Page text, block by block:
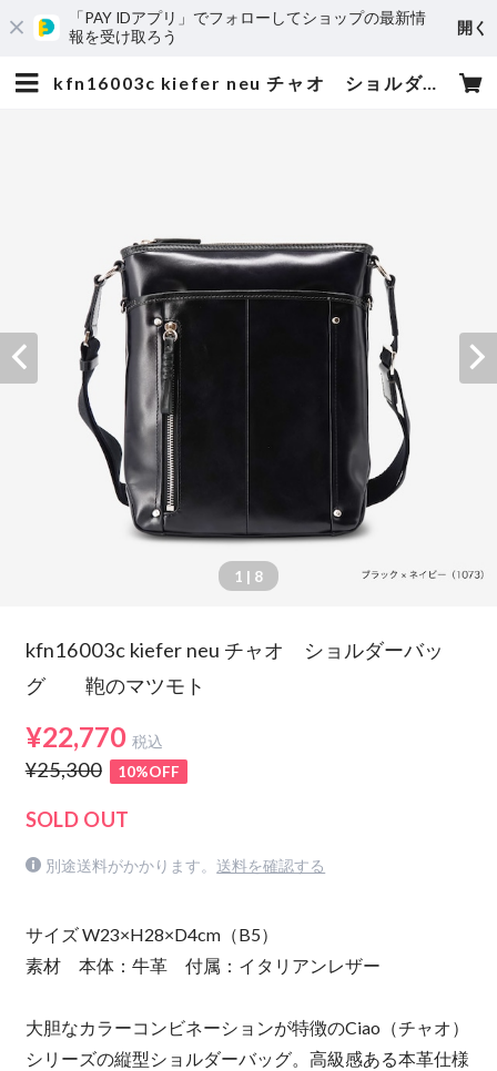
「PAY IDアプリ」でフォローしてショップの最新情
報を受け取ろう
開く
kfn16003c kiefer neu チャオ ショルダーバッグ 鞄のマツモト | 小松屋
1 | 8
kfn16003c kiefer neu チャオ ショルダーバッ
グ 鞄のマツモト
¥22,770 税込
¥25,300 10%OFF
SOLD OUT
別途送料がかかります。 送料を確認する
サイズ W23×H28×D4cm（B5）
素材 本体：牛革 付属：イタリアンレザー
大胆なカラーコンビネーションが特徴のCiao（チャオ）
シリーズの縦型ショルダーバッグ。高級感ある本革仕様